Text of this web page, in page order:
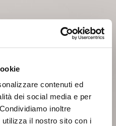
contenuti ed
dei social media e per
inoltre
il nostro sito con i